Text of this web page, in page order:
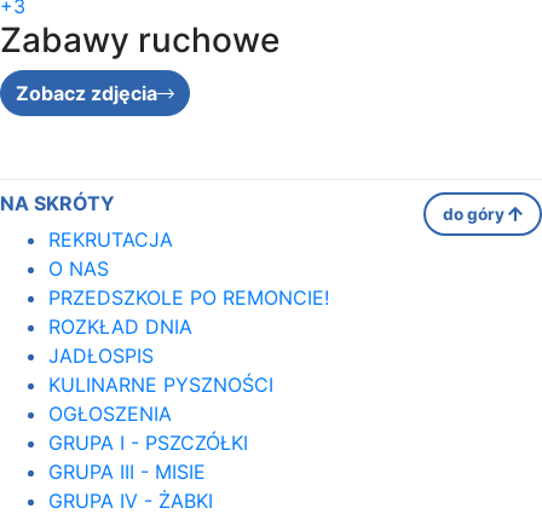
+3
Zabawy ruchowe
Zobacz zdjęcia
NA SKRÓTY do góry
REKRUTACJA
O NAS
PRZEDSZKOLE PO REMONCIE!
ROZKŁAD DNIA
JADŁOSPIS
KULINARNE PYSZNOŚCI
OGŁOSZENIA
GRUPA I - PSZCZÓŁKI
GRUPA III - MISIE
GRUPA IV - ŻABKI